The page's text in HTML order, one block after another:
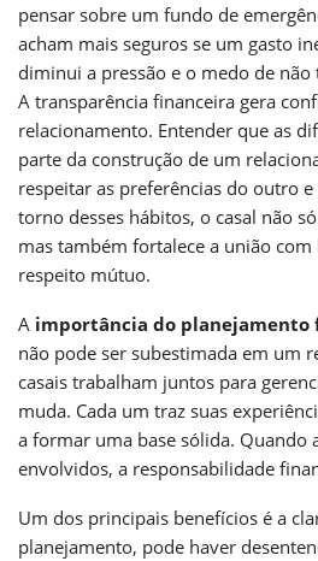
pensar sobre um fundo de
acham mais seguros se um gasto
diminui a pressão e o medo de
A transparência financeira gera
relacionamento. Entender que as
parte da construção de um
respeitar as preferências do outro
torno desses hábitos, o casal não
mas também fortalece a união com
respeito mútuo.
A importância do planejamento
não pode ser subestimada em um
casais trabalham juntos para
muda. Cada um traz suas
a formar uma base sólida. Quando
envolvidos, a responsabilidade
Um dos principais benefícios é a
planejamento, pode haver